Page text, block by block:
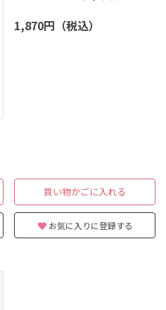
1,870円（税込）
買い物かごに入れる
お気に入りに登録する